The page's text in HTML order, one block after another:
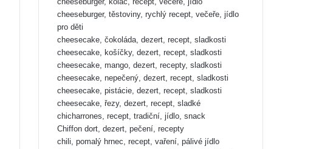
cheeseburger, těstoviny, rychlý recept, večeře, jídlo
pro děti
cheesecake, čokoláda, dezert, recept, sladkosti
cheesecake, košíčky, dezert, recept, sladkosti
cheesecake, mango, dezert, recepty, sladkosti
cheesecake, nepečený, dezert, recept, sladkosti
cheesecake, pistácie, dezert, recept, sladkosti
cheesecake, řezy, dezert, recept, sladké
chicharrones, recept, tradiční, jídlo, snack
Chiffon dort, dezert, pečení, recepty
chili, pomalý hrnec, recept, vaření, pálivé jídlo